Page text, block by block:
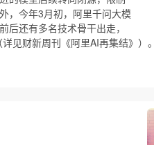
，今年3月初，阿里千问大模
后还有多名技术骨干出走，
见财新周刊《阿里AI再集结》）